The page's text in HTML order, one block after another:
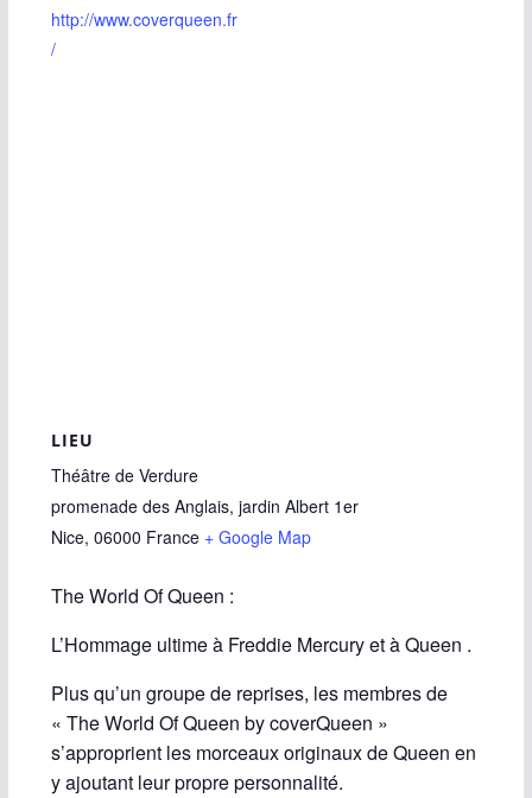
http://www.coverqueen.fr
/
LIEU
Théâtre de Verdure
promenade des Anglais, jardin Albert 1er
Nice, 06000 France + Google Map
The World Of Queen :
L’Hommage ultime à Freddie Mercury et à Queen .
Plus qu’un groupe de reprises, les membres de
« The World Of Queen by coverQueen »
s’approprient les morceaux originaux de Queen en
y ajoutant leur propre personnalité.